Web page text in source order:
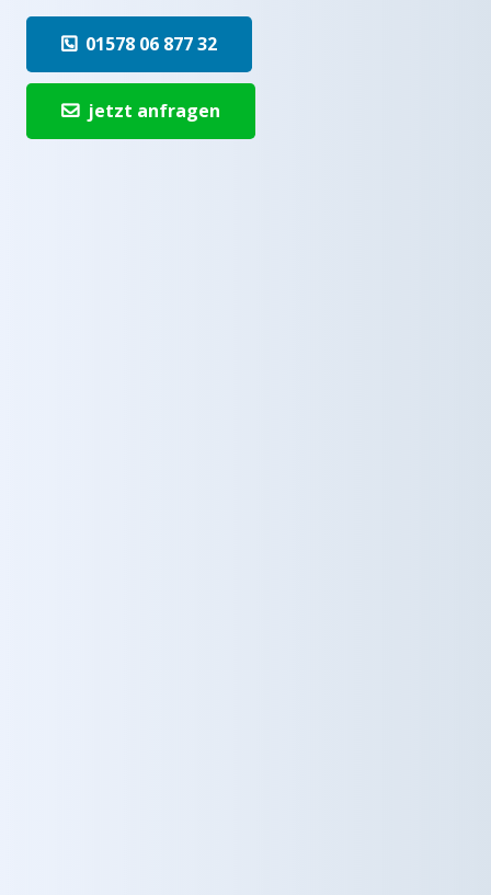
01578 06 877 32
jetzt anfragen